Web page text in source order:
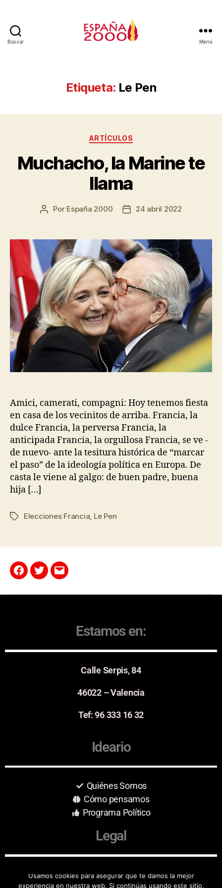
Buscar Menú
Etiqueta: Le Pen
ARTÍCULOS
Muchacho, la Marine te
llama
Por España 2000 24 abril 2022
Amici, camerati, compagni: Hoy tenemos fiesta
en casa de los vecinitos de arriba. Francia, la
dulce Francia, la perversa Francia, la
anticipada Francia, la orgullosa Francia, se ve -
de nuevo- ante la tesitura histórica de “marcar
el paso” de la ideología política en Europa. De
casta le viene al galgo: de buen padre, buena
hija […]
Elecciones Francia, Le Pen
Estamos en:
Calle Serpis, 84
46022 – Valencia
Tef: 96 333 16 32
Ideario
Quiénes Somos
Cómo pensamos
Programa Político
Legal
Aviso Legal
Usamos cookies para asegurar que te damos la mejor
experiencia en nuestra web. Si continúas usando este sitio,